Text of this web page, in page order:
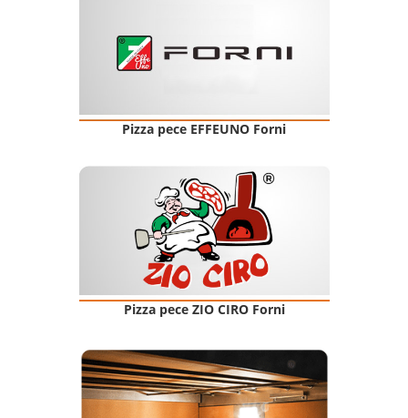
Pizza pece EFFEUNO Forni
Pizza pece ZIO CIRO Forni